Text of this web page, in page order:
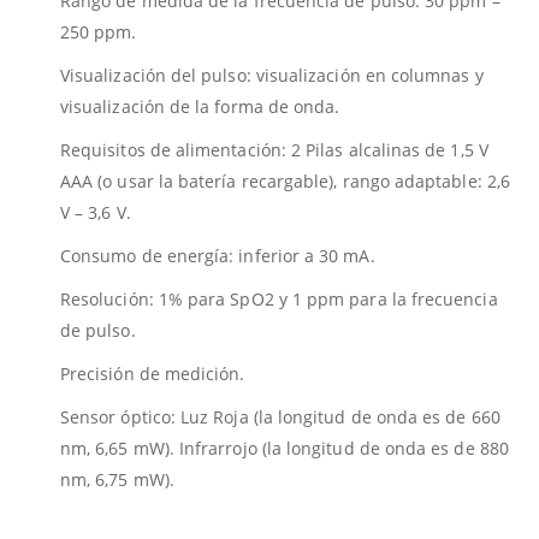
250 ppm.
Visualización del pulso: visualización en columnas y
visualización de la forma de onda.
Requisitos de alimentación: 2 Pilas alcalinas de 1,5 V
AAA (o usar la batería recargable), rango adaptable: 2,6
V – 3,6 V.
Consumo de energía: inferior a 30 mA.
Resolución: 1% para SpO2 y 1 ppm para la frecuencia
de pulso.
Precisión de medición.
Sensor óptico: Luz Roja (la longitud de onda es de 660
nm, 6,65 mW). Infrarrojo (la longitud de onda es de 880
nm, 6,75 mW).